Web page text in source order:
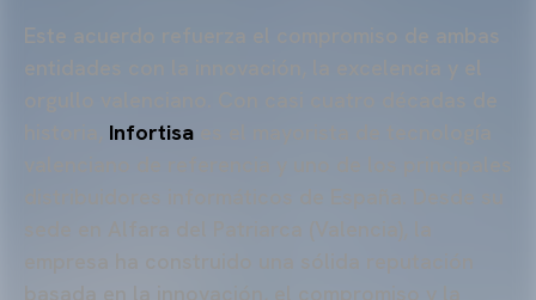
Este acuerdo refuerza el compromiso de ambas
Infortisa